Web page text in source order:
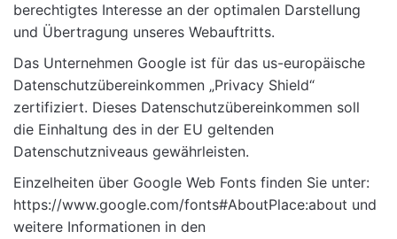
berechtigtes Interesse an der optimalen Darstellung
und Übertragung unseres Webauftritts.
Das Unternehmen Google ist für das us-europäische
Datenschutzübereinkommen „Privacy Shield“
zertifiziert. Dieses Datenschutzübereinkommen soll
die Einhaltung des in der EU geltenden
Datenschutzniveaus gewährleisten.
Einzelheiten über Google Web Fonts finden Sie unter:
https://www.google.com/fonts#AboutPlace:about und
weitere Informationen in den